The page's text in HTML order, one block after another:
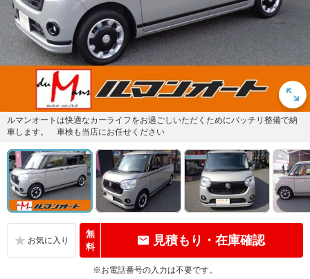
ルマンオートは快適なカーライフをお過ごしいただくためにバッチリ整備で納
車します。 車検も当店にお任せください
無
料
見積もり・在庫確認
※お電話番号の入力は不要です。